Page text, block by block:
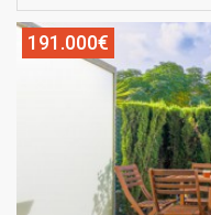
191.000€